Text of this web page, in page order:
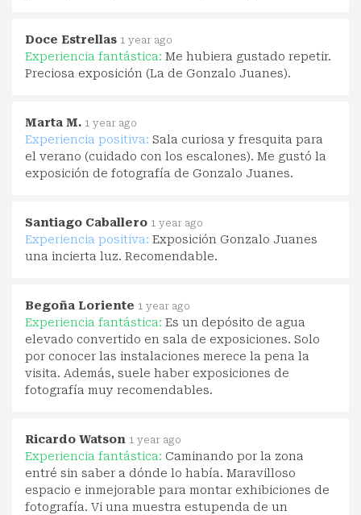
Doce Estrellas 1 year ago
Experiencia fantástica: Me hubiera gustado repetir.
Preciosa exposición (La de Gonzalo Juanes).
Marta M. 1 year ago
Experiencia positiva: Sala curiosa y fresquita para
el verano (cuidado con los escalones). Me gustó la
exposición de fotografía de Gonzalo Juanes.
Santiago Caballero 1 year ago
Experiencia positiva: Exposición Gonzalo Juanes
una incierta luz. Recomendable.
Begoña Loriente 1 year ago
Experiencia fantástica: Es un depósito de agua
elevado convertido en sala de exposiciones. Solo
por conocer las instalaciones merece la pena la
visita. Además, suele haber exposiciones de
fotografía muy recomendables.
Ricardo Watson 1 year ago
Experiencia fantástica: Caminando por la zona
entré sin saber a dónde lo había. Maravilloso
espacio e inmejorable para montar exhibiciones de
fotografía. Vi una muestra estupenda de un